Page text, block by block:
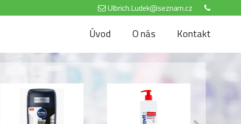
Ulbrich.Ludek@seznam.cz
Úvod O nás Kontakt